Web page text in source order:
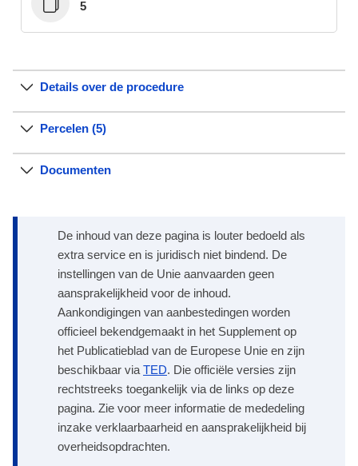
5
Details over de procedure
Percelen (5)
Documenten
De inhoud van deze pagina is louter bedoeld als
extra service en is juridisch niet bindend. De
instellingen van de Unie aanvaarden geen
aansprakelijkheid voor de inhoud.
Aankondigingen van aanbestedingen worden
officieel bekendgemaakt in het Supplement op
het Publicatieblad van de Europese Unie en zijn
beschikbaar viaTED. Die officiële versies zijn
rechtstreeks toegankelijk via de links op deze
pagina. Zie voor meer informatie de mededeling
inzake verklaarbaarheid en aansprakelijkheid bij
overheidsopdrachten.